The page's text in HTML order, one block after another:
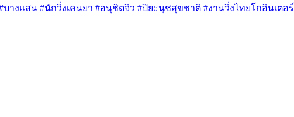
#บางแสน #นักวิ่งเคนยา #อนุชิตจิว #ปิยะนุชสุขชาติ #งานวิ่งไทยโกอินเตอร์